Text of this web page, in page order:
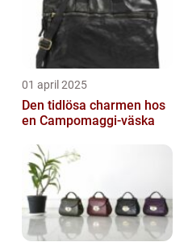
01 april 2025
Den tidlösa charmen hos
en Campomaggi-väska